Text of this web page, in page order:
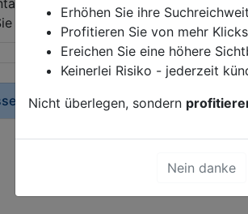
Gerne erweitern wir Ihren
sich von Ihren Wettbewerbern
Erhöhen Sie ihre
Profitieren Sie von mehr Klicks
Ereichen Sie eine höhere
Keinerlei Risiko - jederzeit
Nicht überlegen, sondern
Nein danke